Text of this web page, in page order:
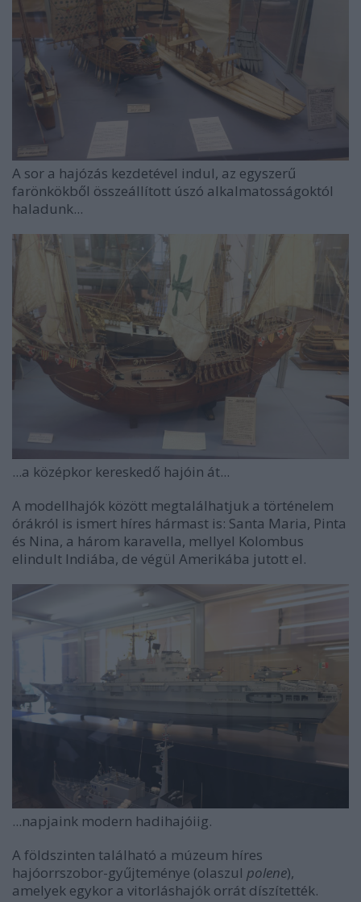
A sor a hajózás kezdetével indul, az egyszerű
farönkökből összeállított úszó alkalmatosságoktól
haladunk...
...a középkor kereskedő hajóin át...
A modellhajók között megtalálhatjuk a történelem
órákról is ismert híres hármast is: Santa Maria, Pinta
és Nina, a három karavella, mellyel Kolombus
elindult Indiába, de végül Amerikába jutott el.
...napjaink modern hadihajóiig.
A földszinten található a múzeum híres
hajóorrszobor-gyűjteménye (olaszul polene),
amelyek egykor a vitorláshajók orrát díszítették.